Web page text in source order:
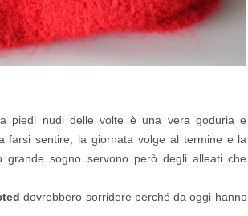
piedi nudi delle volte è una vera goduria e
farsi sentire, la giornata volge al termine e la
sogno servono però degli alleati che
dovrebbero sorridere perché da oggi hanno